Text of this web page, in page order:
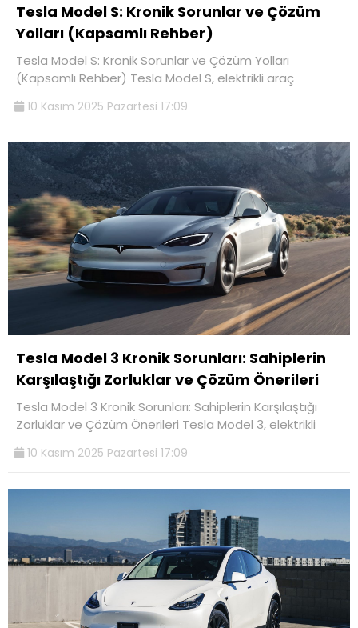
Tesla Model S: Kronik Sorunlar ve Çözüm
Yolları (Kapsamlı Rehber)
Tesla Model S: Kronik Sorunlar ve Çözüm Yolları
(Kapsamlı Rehber) Tesla Model S, elektrikli araç
10 Kasım 2025 Pazartesi 17:09
Tesla Model 3 Kronik Sorunları: Sahiplerin
Karşılaştığı Zorluklar ve Çözüm Önerileri
Tesla Model 3 Kronik Sorunları: Sahiplerin Karşılaştığı
Zorluklar ve Çözüm Önerileri Tesla Model 3, elektrikli
10 Kasım 2025 Pazartesi 17:09